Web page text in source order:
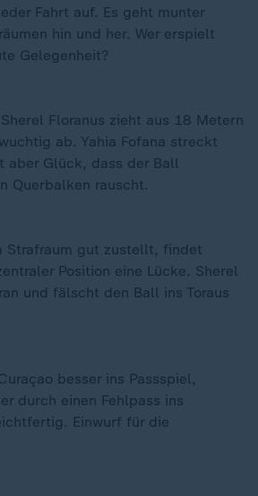
Fahrt auf. Es geht munter
hin und her. Wer erspielt
Gelegenheit?
Sherel Floranus zieht aus 18 Metern
ab. Yahia Fofana streckt
aber Glück, dass der Ball
Querbalken rauscht.
Strafraum gut zustellt, findet
Position eine Lücke. Sherel
und fälscht den Ball ins Toraus
besser ins Passspiel,
durch einen Fehlpass ins
Einwurf für die